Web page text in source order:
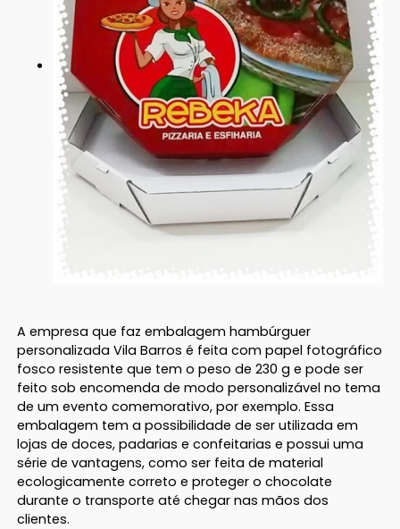
A empresa que faz embalagem hambúrguer
personalizada Vila Barros é feita com papel fotográfico
fosco resistente que tem o peso de 230 g e pode ser
feito sob encomenda de modo personalizável no tema
de um evento comemorativo, por exemplo. Essa
embalagem tem a possibilidade de ser utilizada em
lojas de doces, padarias e confeitarias e possui uma
série de vantagens, como ser feita de material
ecologicamente correto e proteger o chocolate
durante o transporte até chegar nas mãos dos
clientes.